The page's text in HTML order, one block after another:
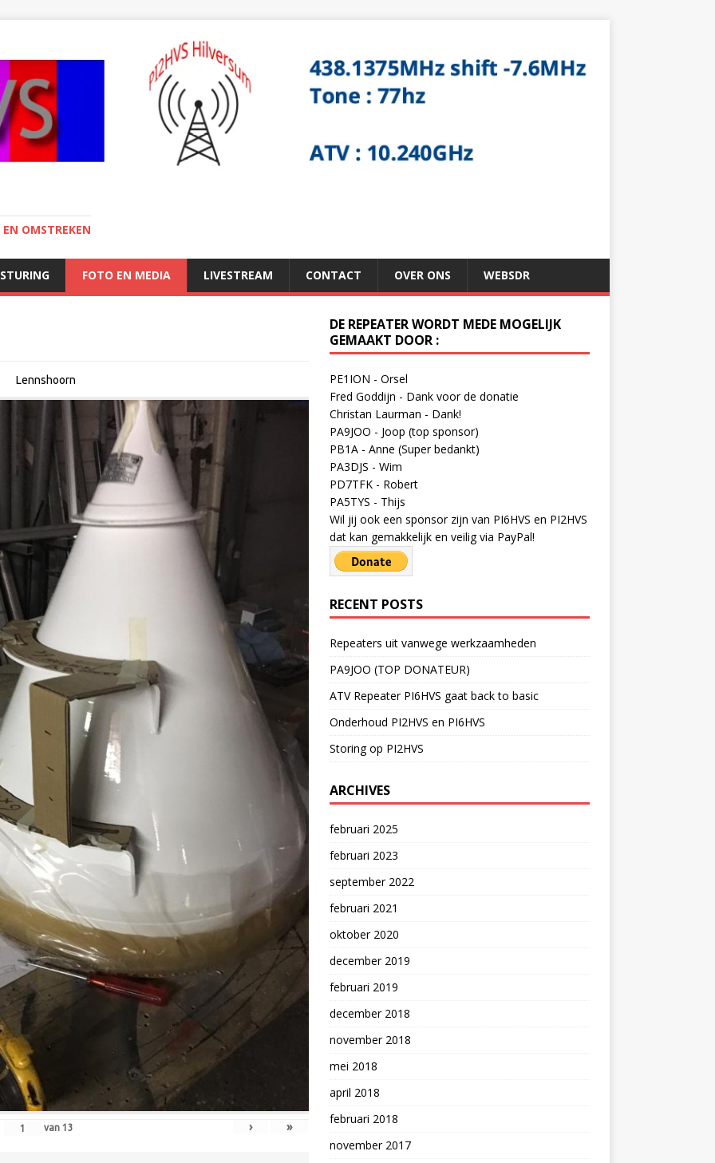
OMSTREKEN
FOTO EN MEDIA LIVESTREAM CONTACT OVER ONS WEBSDR
Lennshoorn
van 13 › »
DE REPEATER WORDT MEDE MOGELIJK
GEMAAKT DOOR :
PE1ION - Orsel
Fred Goddijn - Dank voor de donatie
Christan Laurman - Dank!
PA9JOO - Joop (top sponsor)
PB1A - Anne (Super bedankt)
PA3DJS - Wim
PD7TFK - Robert
PA5TYS - Thijs
Wil jij ook een sponsor zijn van PI6HVS en PI2HVS
dat kan gemakkelijk en veilig via PayPal!
RECENT POSTS
Repeaters uit vanwege werkzaamheden
PA9JOO (TOP DONATEUR)
ATV Repeater PI6HVS gaat back to basic
Onderhoud PI2HVS en PI6HVS
Storing op PI2HVS
ARCHIVES
februari 2025
februari 2023
september 2022
februari 2021
oktober 2020
december 2019
februari 2019
december 2018
november 2018
mei 2018
april 2018
februari 2018
november 2017